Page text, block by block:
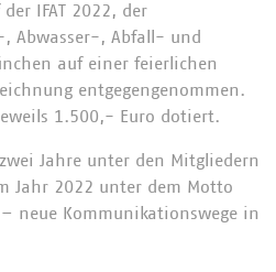
IFAT 2022, der
, Abwasser-, Abfall- und
auf einer feierlichen
entgegengenommen.
1.500,- Euro dotiert.
Jahre unter den Mitgliedern
Jahr 2022 unter dem Motto
neue Kommunikationswege in